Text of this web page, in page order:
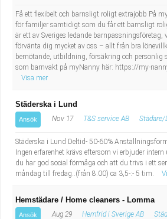
Få ett flexibelt och barnsligt roligt extrajobb På
för familjer samtidigt som du får ett barnsligt
är ett av Sveriges ledande barnpassningsföretag,
förvänta dig mycket av oss – allt från bra
bemötande, utbildning, försäkring och personlig
som barnvakt på myNanny här: https://my-
Visa mer
Städerska i Lund
Ansök Nov 17 T&S service AB Städare/
Städerska i Lund Deltid- 50-60%
Ingen erfarenhet krävs eftersom vi erbjuder
du har god social förmåga och att du trivs i ett
måndag till fredag..(från 8.00) ca 3,5-:- 5 tim.
Hemstädare / Home cleaners - Lomma
Ansök Aug 29 Hemfrid i Sverige AB